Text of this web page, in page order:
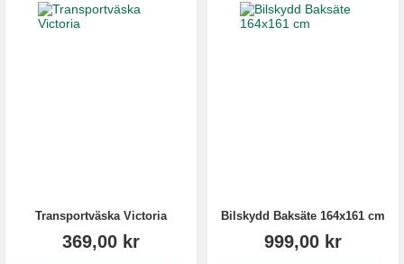
Transportväska Victoria
369,00 kr
Bilskydd Baksäte 164x161 cm
999,00 kr